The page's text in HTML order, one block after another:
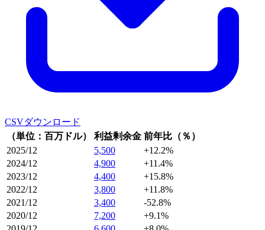
CSVダウンロード
（単位：百万ドル）
利益剰余金 前年比（％）
2025/12
5,500
+12.2%
2024/12
4,900
+11.4%
2023/12
4,400
+15.8%
2022/12
3,800
+11.8%
2021/12
3,400
-52.8%
2020/12
7,200
+9.1%